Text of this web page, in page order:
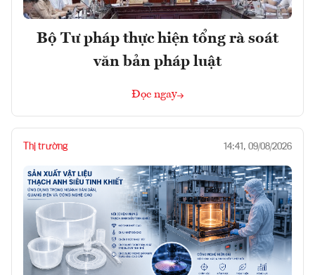
Bộ Tư pháp thực hiện tổng rà soát
văn bản pháp luật
Đọc ngay
Thị trường 14:41, 09/08/2026